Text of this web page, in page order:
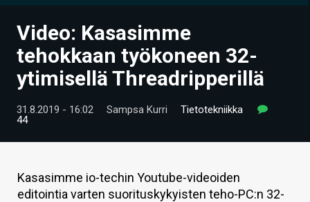
UUTISET
ARTIKKELIT
VIDEOT
HINTA.FI
Video: Kasasimme
tehokkaan työkoneen 32-
ytimisellä Threadripperillä
31.8.2019 - 16:02 Sampsa Kurri
Tietotekniikka
44
Kasasimme io-techin Youtube-videoiden
editointia varten suorituskykyisten teho-PC:n 32-